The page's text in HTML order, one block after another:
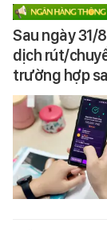
Sau ngày 31/
dịch rút/
trường hợp